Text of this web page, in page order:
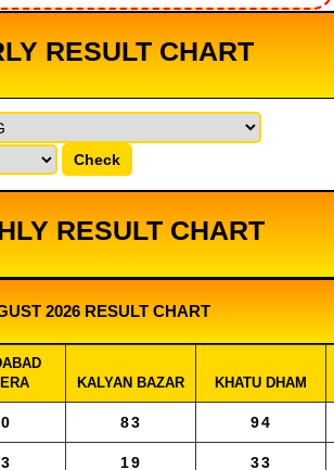
RESULT CHART
Check
RESULT CHART
2026 RESULT CHART
KALYAN BAZAR KHATU DHAM
83 94
19 33